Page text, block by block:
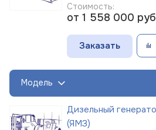
Стоимость:
от 1 558 000
Заказать
Модель
Дизельный
(ЯМЗ)